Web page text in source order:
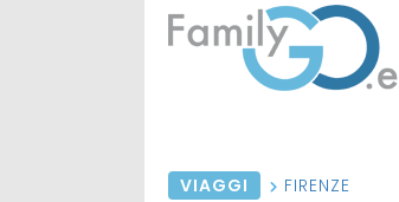
VIAGGI FIRENZE